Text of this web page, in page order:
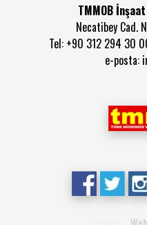
TMMOB
Necatibey Cad.
Tel: +90 312 294 30
e-posta: